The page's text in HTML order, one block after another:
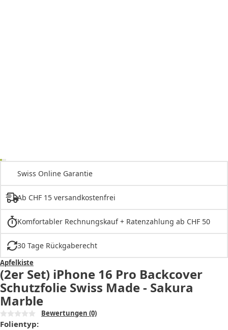
Swiss Online Garantie
Ab CHF 15 versandkostenfrei
Komfortabler Rechnungskauf + Ratenzahlung ab CHF 50
30 Tage Rückgaberecht
Apfelkiste
(2er Set) iPhone 16 Pro Backcover
Schutzfolie Swiss Made - Sakura
Marble
Bewertungen (0)
Folientyp: